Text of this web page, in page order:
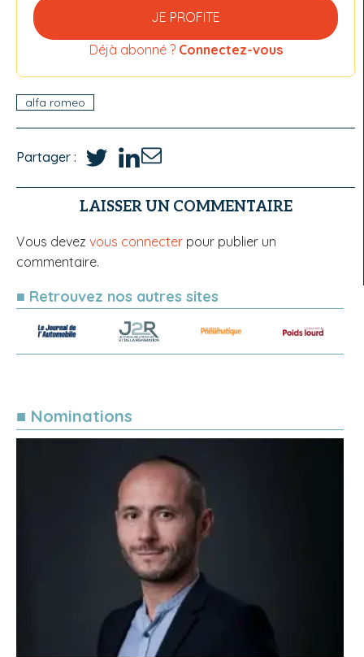
JE PROFITE
Déjà abonné ? Connectez-vous
alfa romeo
Partager :
LAISSER UN COMMENTAIRE
Vous devez vous connecter pour publier un
commentaire.
■ Retrouvez nos autres sites
■ Nominations